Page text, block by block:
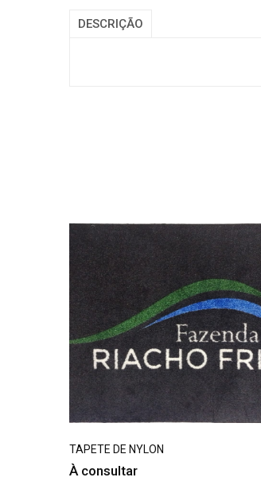
DESCRIÇÃO
TAPETE DE NYLON
À consultar